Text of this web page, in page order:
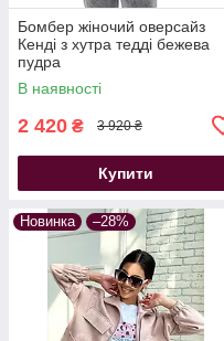
Бомбер жіночий оверсайз
Кенді з хутра тедді бежева
пудра
В наявності
2 420 ₴ 3 920 ₴
Купити
Новинка –28%